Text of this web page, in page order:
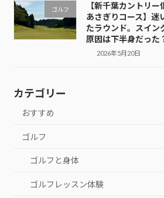
ゴルフ
【新千葉カントリー
あさぎりコース】迷
たラウンド。スイン
原因は下半身だった
2026年5月20日
カテゴリー
おすすめ
ゴルフ
ゴルフと身体
ゴルフレッスン体験